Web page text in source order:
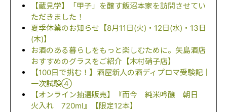
【蔵見学】「甲子」を醸す飯沼本家を訪問させてい
ただきました！
夏季休業のお知らせ【8月11日(火)・12日(水)・13日
(木)】
お酒のある暮らしをもっと楽しむために。矢島酒店
おすすめのグラスをご紹介【木村硝子店】
【100日で挑む！】酒屋新人の酒ディプロマ受験記｜
一次試験④
【オンライン抽選販売】『而今 純米吟醸 朝日
火入れ 720ml』【限定12本】